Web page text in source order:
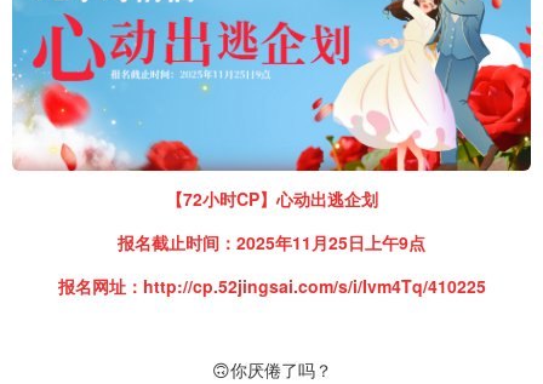
【72小时CP】心动出逃企划
报名截止时间：2025年11月25日上午9点
报名网址： http://cp.52jingsai.com/s/i/Ivm4Tq/410225
🙃你厌倦了吗？